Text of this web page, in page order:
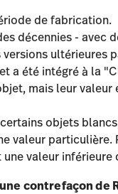
de fabrication.
décennies - avec
ultérieures
a été intégré à la
mais leur
objets
valeur
valeur
contrefaçon de